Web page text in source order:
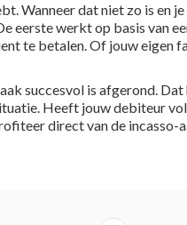
Wanneer dat niet zo is en
eerste werkt op basis van
te betalen. Of jouw eigen
succesvol is afgerond.
Heeft jouw debiteur
direct van de incasso-